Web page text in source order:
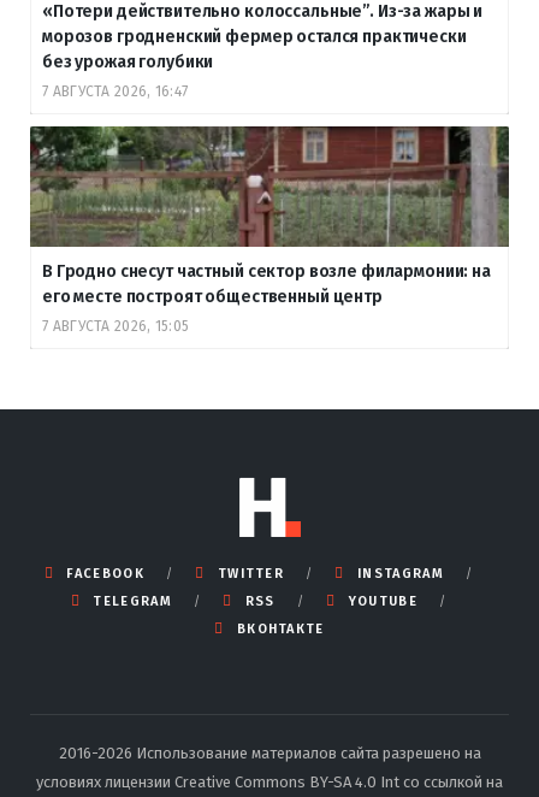
«Потери действительно колоссальные”. Из-за жары и
морозов гродненский фермер остался практически
без урожая голубики
7 АВГУСТА 2026, 16:47
В Гродно снесут частный сектор возле филармонии: на
его месте построят общественный центр
7 АВГУСТА 2026, 15:05
FACEBOOK TWITTER
INSTAGRAM
TELEGRAM
RSS
YOUTUBE
ВКОНТАКТЕ
2016-2026 Использование материалов сайта разрешено на
условиях лицензии Creative Commons BY-SA 4.0 Int со ссылкой на